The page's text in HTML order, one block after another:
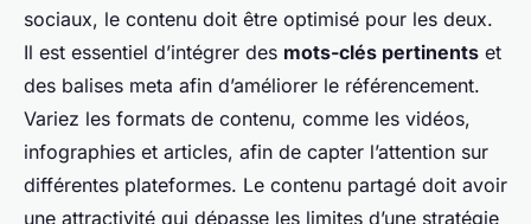
sociaux, le contenu doit être optimisé pour les deux.
Il est essentiel d’intégrer des mots-clés pertinents et
des balises meta afin d’améliorer le référencement.
Variez les formats de contenu, comme les vidéos,
infographies et articles, afin de capter l’attention sur
différentes plateformes. Le contenu partagé doit avoir
une attractivité qui dépasse les limites d’une stratégie